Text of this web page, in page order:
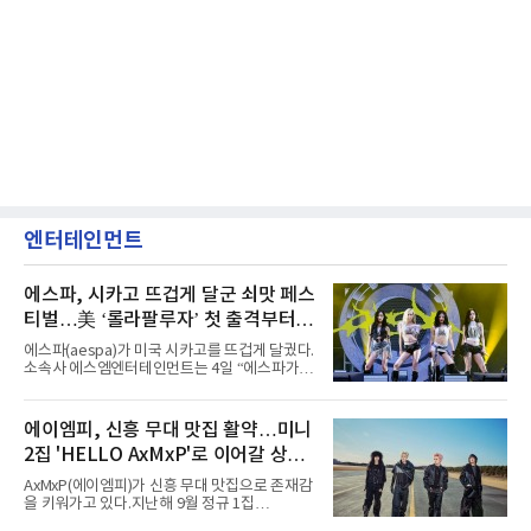
엔터테인먼트
에스파, 시카고 뜨겁게 달군 쇠맛 페스
티벌…美 ‘롤라팔루자’ 첫 출격부터
증명한 존재감
에스파(aespa)가 미국 시카고를 뜨겁게 달궜다.
소속사 에스엠엔터테인먼트는 4일 “에스파가
서 열린 ‘롤라팔루자 시카고’(Lollapalooza
Chicago)의 알리안츠 스테이지에 올랐다”며
“총 14곡으로 구성된 세트리스트를 선사, 데뷔 7
년 차다운 노련한 무대 매너와 파워풀한 에너지
로 현장의 분위기를 압도했다”고 밝혔다.1991
년 시작된 ‘롤라팔루자’는 8개 스테이지, 170여
팀의 아티스트와 40만 명 이상의 관객이 운집하
에이엠피, 신흥 무대 맛집 활약…미니
2집 'HELLO AxMxP'로 이어갈 상승
세
AxMxP(에이엠피)가 신흥 무대 맛집으로 존재감
을 키워가고 있다.지난해 9월 정규 1집